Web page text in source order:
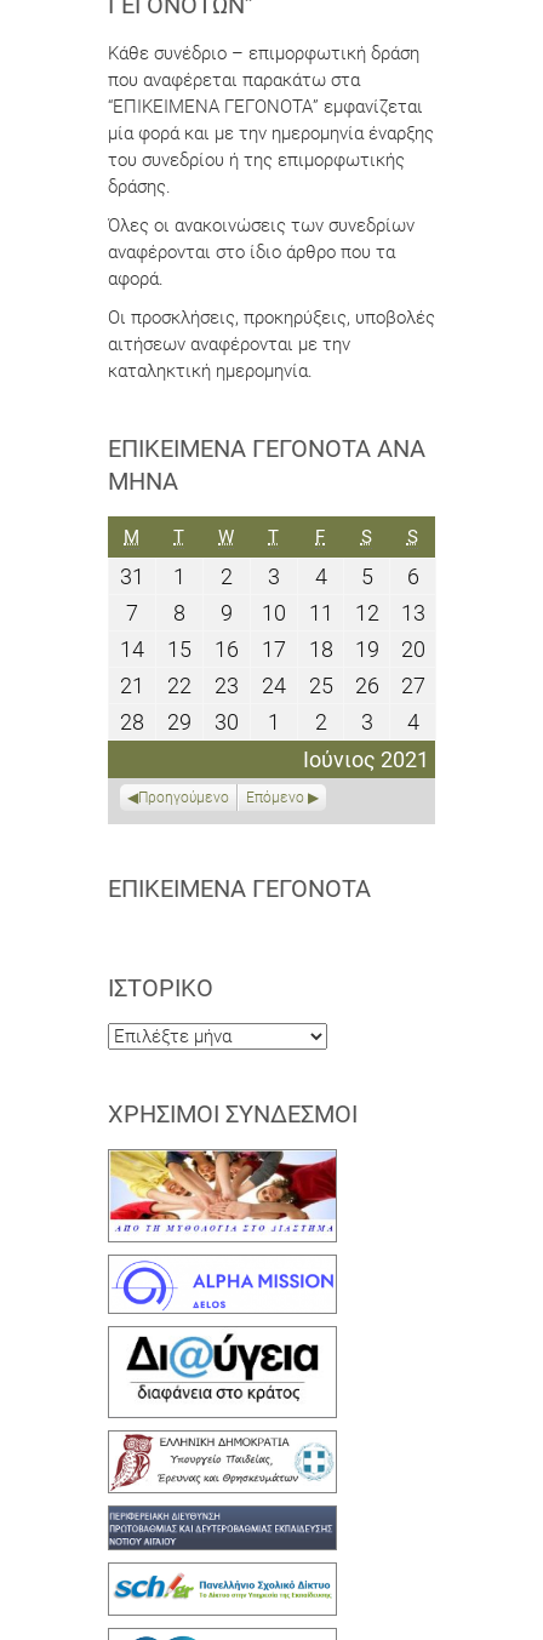
Κάθε συνέδριο – επιμορφωτική δράση
που αναφέρεται παρακάτω στα
“ΕΠΙΚΕΙΜΕΝΑ ΓΕΓΟΝΟΤΑ” εμφανίζεται
μία φορά και με την ημερομηνία έναρξης
του συνεδρίου ή της επιμορφωτικής
δράσης.
Όλες οι ανακοινώσεις των συνεδρίων
αναφέρονται στο ίδιο άρθρο που τα
αφορά.
Οι προσκλήσεις, προκηρύξεις, υποβολές
αιτήσεων αναφέρονται με την
καταληκτική ημερομηνία.
ΕΠΙΚΕΊΜΕΝΑ ΓΕΓΟΝΌΤΑ ΑΝΆ
ΜΉΝΑ
Ιούνιος 2021
M ΔΕΥΤΈΡΑ
TΤΡΊΤΗ
WΤΕΤΆΡΤΗ
TΠΈΜΠΤΗ
FΠΑΡΑΣΚΕΥΉ
SΣΆΒΒΑΤΟ
SΚΥΡΙΑΚΉ
31
Μαΐου
2021
1
Ιουνίου
2021
2
Ιουνίου
2021
3
Ιουνίου
2021
44
Ιουνίου
2021
55
Ιουνίου
2021
66
Ιουνίου
2021
7
Ιουνίου
2021
8
Ιουνίου
2021
9
Ιουνίου
2021
10
Ιουνίου
2021
11
Ιουνίου
2021
1212
Ιουνίου
2021
1313
2021
1414
Ιουνίου
2021
1515
Ιουνίου
2021
16
Ιουνίου
2021
17
Ιουνίου
2021
1818
Ιουνίου
2021
1919
Ιουνίου
2021
2020
Ιουνίου
21
Ιουνίου
2021
22
Ιουνίου
2021
23
Ιουνίου
2021
2424
Ιουνίου
2021
2525
Ιουνίου
2021
2626
Ιουνίου
2021
2727
2021
28
Ιουνίου
29
Ιουνίου
30
Ιουνίου
1
Ιουλίου
2021
22
Ιουλίου
2021
33
Ιουλίου
2021
44
Ιουλίου
2021
Προηγούμενο Επόμενο
ΕΠΙΚΕΊΜΕΝΑ ΓΕΓΟΝΌΤΑ
ΙΣΤΟΡΙΚΌ
Ιστορικό
ΧΡΉΣΙΜΟΙ ΣΎΝΔΕΣΜΟΙ